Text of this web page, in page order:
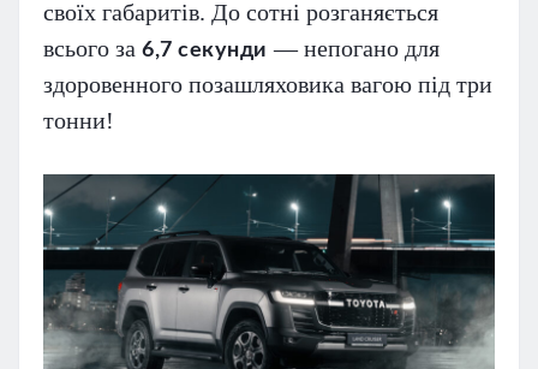
своїх габаритів. До сотні розганяється
всього за 6,7 секунди — непогано для
здоровенного позашляховика вагою під три
тонни!